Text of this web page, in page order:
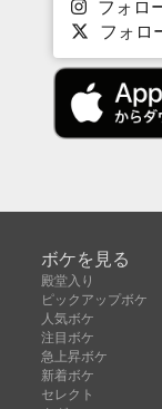
フォロ
フォロ
ボケを見る
殿堂入り
ピックアップボケ
人気ボケ
注目ボケ
急上昇ボケ
新着ボケ
セレクト